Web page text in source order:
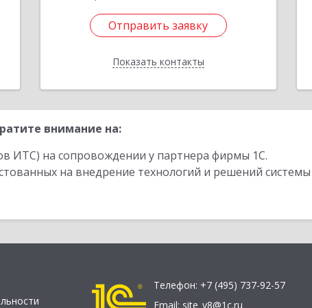
Отправить заявку
Показать контакты
Отправить заявку
Назад
внимание на:
ИТС) на сопровождении у партнера фирмы 1С.
на внедрение технологий и решений
Телефон: +7 (495) 737-92-57
Email: site_v8@1c.ru